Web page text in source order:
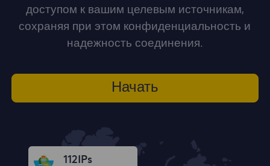
доступом к вашим целевым источникам,
сохраняя при этом конфиденциальность и
надежность соединения.
Начать
112 IPs